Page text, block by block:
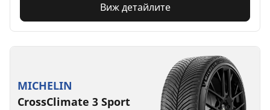
Виж детайлите
MICHELIN
CrossClimate 3 Sport